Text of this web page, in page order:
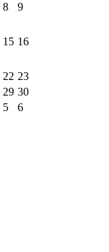
8 9
15 16
22 23
29 30
5 6